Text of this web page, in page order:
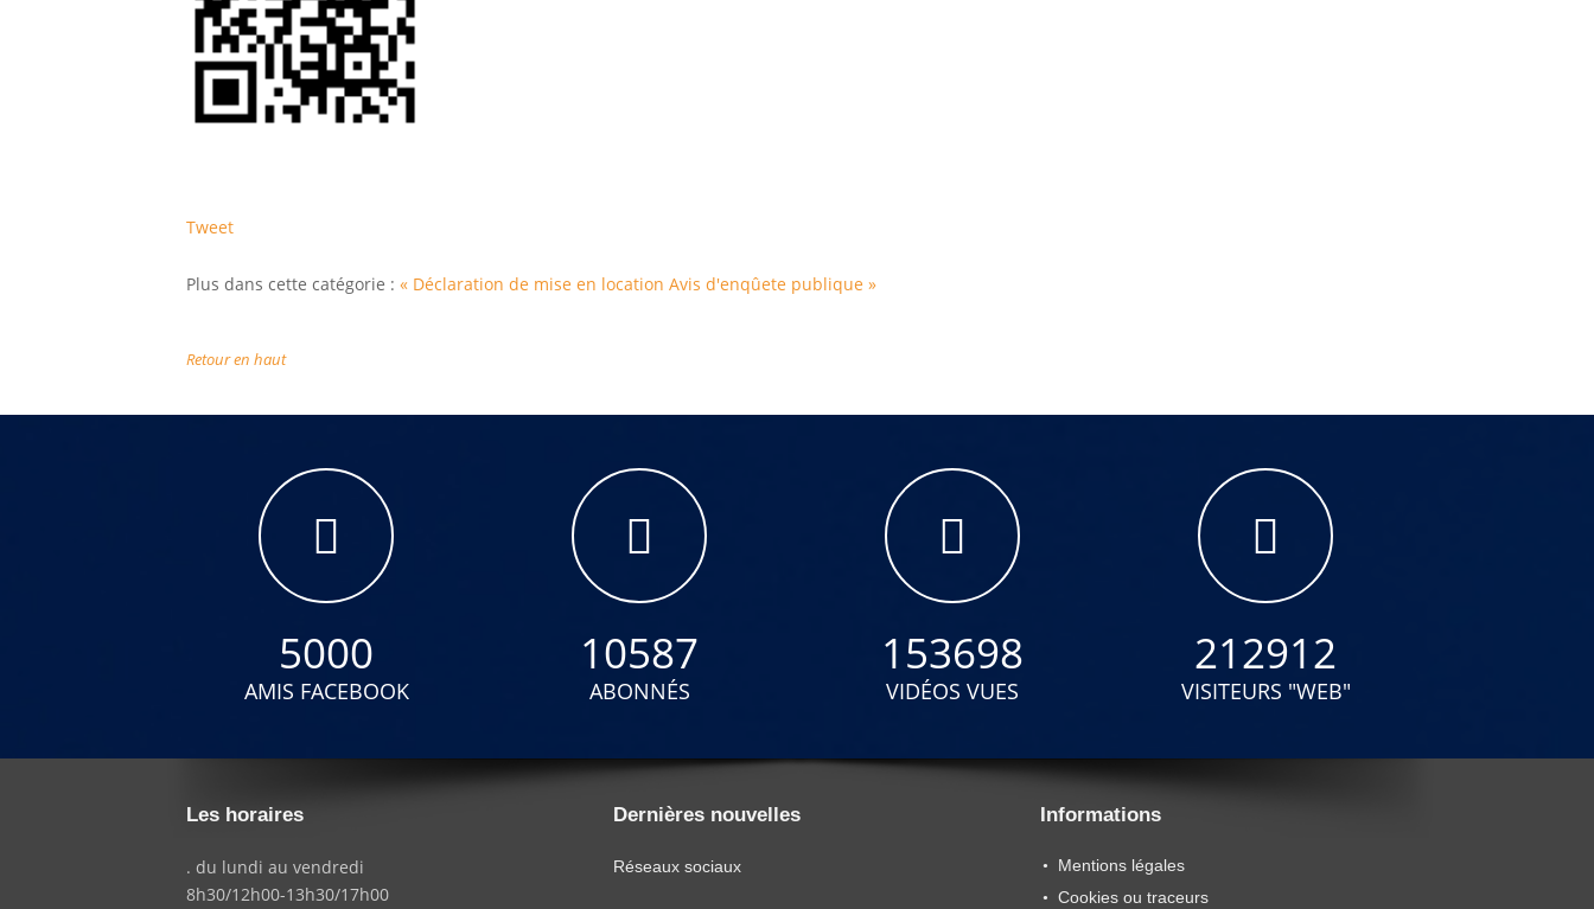
Tweet
Plus dans cette catégorie : « Déclaration de mise en location Avis d'enqûete publique »
Retour en haut
5000
AMIS FACEBOOK
10587
ABONNÉS
153698
VIDÉOS VUES
212912
VISITEURS "WEB"
Les horaires
. du lundi au vendredi
8h30/12h00-13h30/17h00
Dernières nouvelles
Réseaux sociaux
Informations
Mentions légales
Cookies ou traceurs